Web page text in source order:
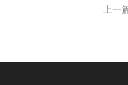
上一